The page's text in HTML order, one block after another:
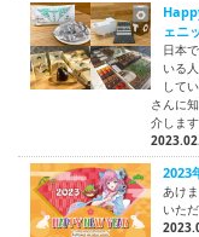
ェニ
日本
いる
して
さんに
介します
2023
あけ
いた